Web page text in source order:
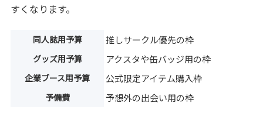
すくなります。
同人誌用予算 推しサークル優先の枠
グッズ用予算 アクスタや缶バッジ用の枠
企業ブース用予算 公式限定アイテム購入枠
予備費 予想外の出会い用の枠